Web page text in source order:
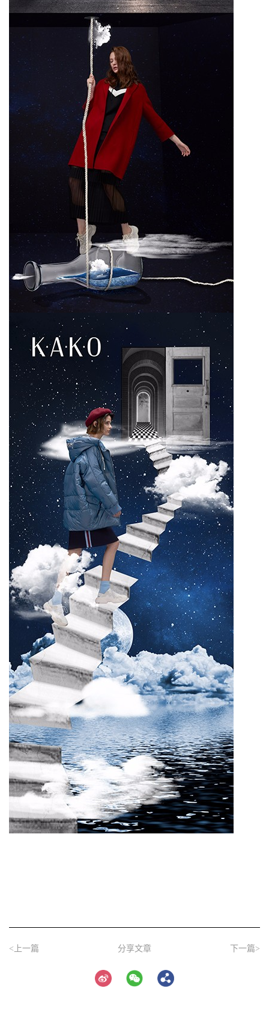
<上一篇 下一篇>
分享文章